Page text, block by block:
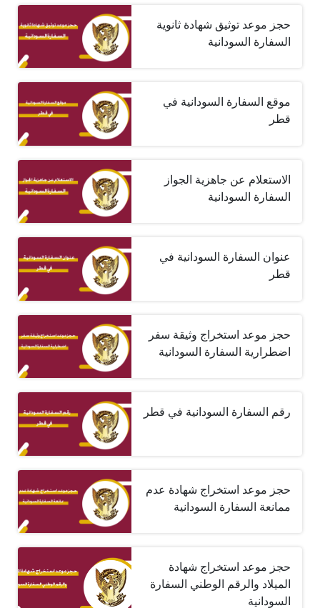
حجز موعد توثيق شهادة ثانوية
السفارة السودانية
موقع السفارة السودانية في
قطر
الاستعلام عن جاهزية الجواز
السفارة السودانية
عنوان السفارة السودانية في
قطر
حجز موعد استخراج وثيقة سفر
اضطرارية السفارة السودانية
رقم السفارة السودانية في قطر
حجز موعد استخراج شهادة عدم
ممانعة السفارة السودانية
حجز موعد استخراج شهادة
الميلاد والرقم الوطني السفارة
السودانية